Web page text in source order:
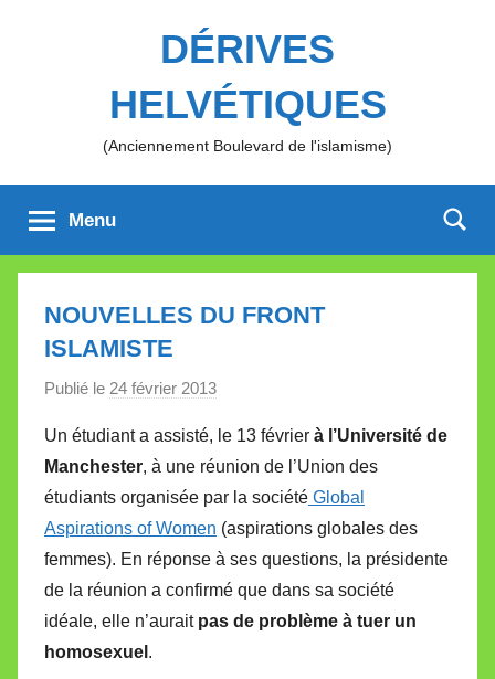
DÉRIVES
HELVÉTIQUES
(Anciennement Boulevard de l'islamisme)
Menu
NOUVELLES DU FRONT
ISLAMISTE
Publié le 24 février 2013
r
M
i
e
i
l
Un étudiant a assisté, le 13 février à l’Université de
Manchester, à une réunion de l’Union des
étudiants organisée par la société Global
Aspirations of Women (aspirations globales des
femmes). En réponse à ses questions, la présidente
de la réunion a confirmé que dans sa société
idéale, elle n’aurait pas de problème à tuer un
homosexuel .